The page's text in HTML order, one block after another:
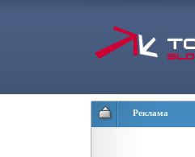
Реклама